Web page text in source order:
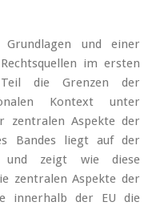
und einer
im ersten
die Grenzen der
Kontext unter
zentralen Aspekte der
Bandes liegt auf der
und zeigt wie diese
zentralen Aspekte der
innerhalb der EU die